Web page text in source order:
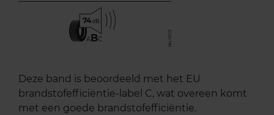
74
ABC
Deze band is beoordeeld met het EU
brandstofefficiëntie-label C, wat overeen komt
met een goede brandstofefficiëntie.